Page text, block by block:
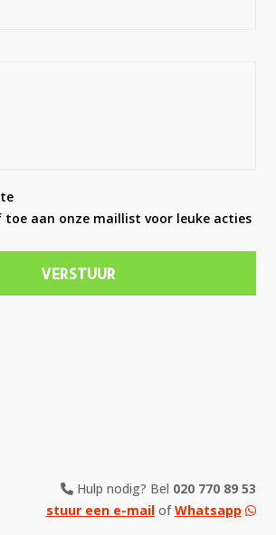
toe aan onze maillist voor leuke acties
Hulp nodig? Bel 020 770 89 53
stuur een e-mailofWhatsapp